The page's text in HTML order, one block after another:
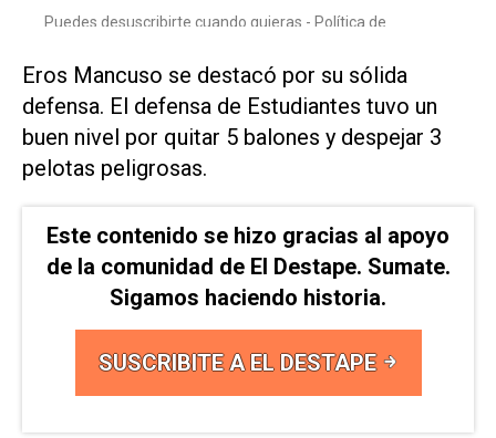
Eros Mancuso se destacó por su sólida
defensa. El defensa de Estudiantes tuvo un
buen nivel por quitar 5 balones y despejar 3
pelotas peligrosas.
Este contenido se hizo gracias al apoyo
de la comunidad de El Destape. Sumate.
Sigamos haciendo historia.
SUSCRIBITE A EL DESTAPE